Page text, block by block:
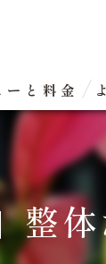
ーと料金
ゼーションマッサ
正（骨盤矯正）
改善コース
整